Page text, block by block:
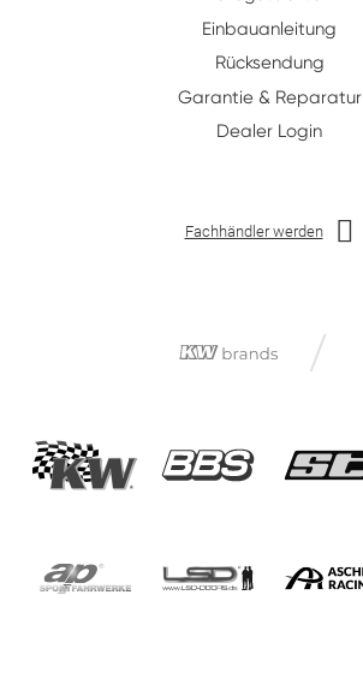
Einbauanleitung
Rücksendung
Garantie & Reparatur
Dealer Login
Fachhändler werden
/